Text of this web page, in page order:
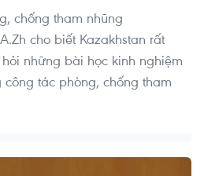
chống tham nhũng
cho biết Kazakhstan rất
những bài học kinh nghiệm
tác phòng, chống tham